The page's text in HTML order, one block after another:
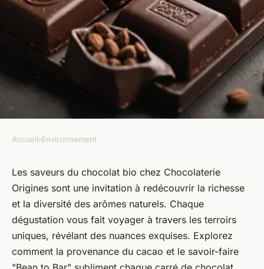
Les saveurs du chocolat bio
chez chocolaterie origines
Florian•2 octobre 2024 •5 min de lecture
Accueil›Environnement
Les saveurs du chocolat bio chez Chocolaterie
Origines sont une invitation à redécouvrir la richesse
et la diversité des arômes naturels. Chaque
dégustation vous fait voyager à travers les terroirs
uniques, révélant des nuances exquises. Explorez
comment la provenance du cacao et le savoir-faire